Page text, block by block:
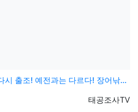
출조! 예전과는 다르다! 장어낚시와 메기낚…
등록자
태공조사TV